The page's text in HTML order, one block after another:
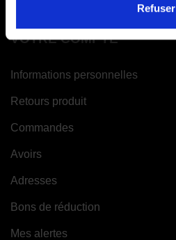
Refuser
VOTRE COMPTE
Informations personnelles
Retours produit
Commandes
Avoirs
Adresses
Bons de réduction
Mes alertes